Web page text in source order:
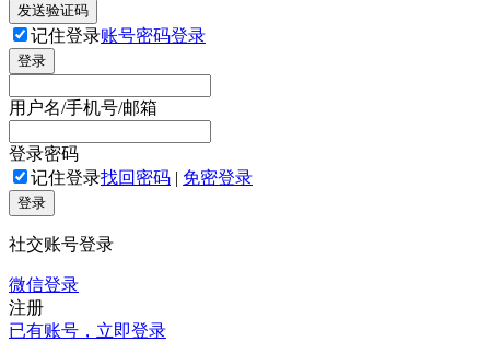
发送验证码
记住登录账号密码登录
登录
用户名/手机号/邮箱
登录密码
记住登录找回密码 | 免密登录
登录
社交账号登录
微信登录
注册
已有账号，立即登录